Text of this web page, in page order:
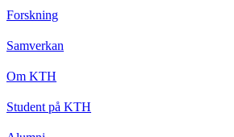
Forskning
Samverkan
Om KTH
Student på KTH